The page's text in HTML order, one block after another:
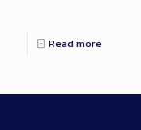
Read more